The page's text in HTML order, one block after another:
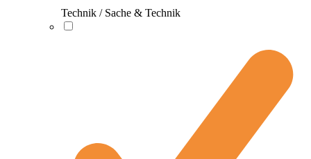
Technik / Sache & Technik